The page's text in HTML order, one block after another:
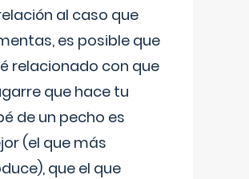
al caso que
es posible que
relacionado con que
que hace tu
de un pecho es
(el que más
que el que